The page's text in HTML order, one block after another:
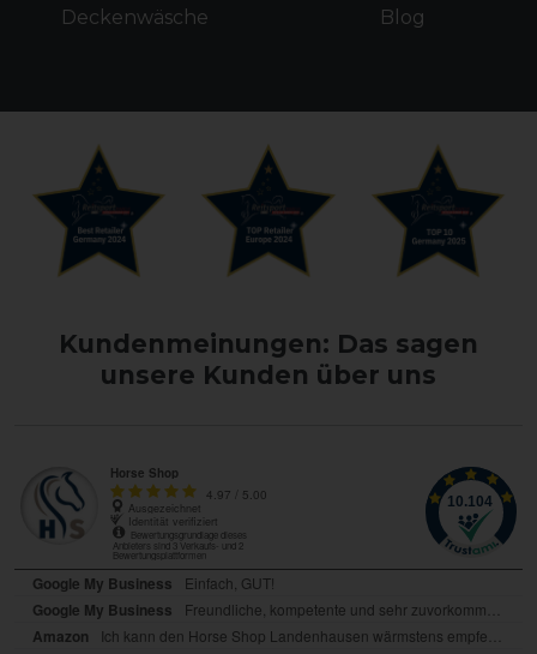
Deckenwäsche Blog
Kundenmeinungen: Das sagen
unsere Kunden über uns